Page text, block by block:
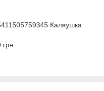
Каляушка